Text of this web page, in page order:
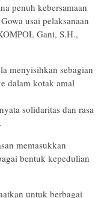
penuh kebersamaan
usai pelaksanaan
Gani, S.H.,
menyisihkan sebagian
dalam kotak amal
solidaritas dan rasa
memasukkan
bentuk kepedulian
untuk berbagai